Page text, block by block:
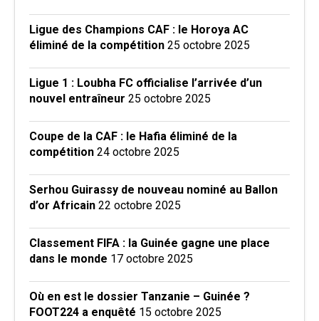
Ligue des Champions CAF : le Horoya AC
éliminé de la compétition 25 octobre 2025
Ligue 1 : Loubha FC officialise l’arrivée d’un
nouvel entraîneur 25 octobre 2025
Coupe de la CAF : le Hafia éliminé de la
compétition 24 octobre 2025
Serhou Guirassy de nouveau nominé au Ballon
d’or Africain 22 octobre 2025
Classement FIFA : la Guinée gagne une place
dans le monde 17 octobre 2025
Où en est le dossier Tanzanie – Guinée ?
FOOT224 a enquêté 15 octobre 2025